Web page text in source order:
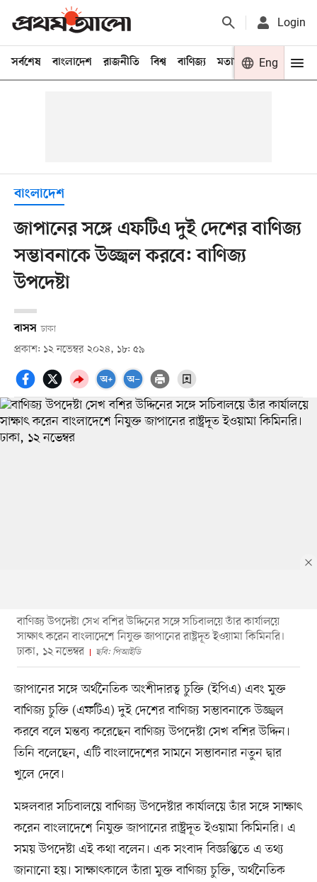
Login
সর্বশেষ বাংলাদেশ রাজনীতি বিশ্ব বাণিজ্য মতামত খেলা
Eng
বাংলাদেশ
জাপানের সঙ্গে এফটিএ দুই দেশের বাণিজ্য
সম্ভাবনাকে উজ্জ্বল করবে: বাণিজ্য
উপদেষ্টা
বাসস ঢাকা
প্রকাশ: ১২ নভেম্বর ২০২৪, ১৮: ৫৯
বাণিজ্য উপদেষ্টা সেখ বশির উদ্দিনের সঙ্গে সচিবালয়ে তাঁর কার্যালয়ে
সাক্ষাৎ করেন বাংলাদেশে নিযুক্ত জাপানের রাষ্ট্রদূত ইওয়ামা কিমিনরি।
ঢাকা, ১২ নভেম্বর
ছবি: পিআইডি
জাপানের সঙ্গে অর্থনৈতিক অংশীদারত্ব চুক্তি (ইপিএ) এবং মুক্ত
বাণিজ্য চুক্তি (এফটিএ) দুই দেশের বাণিজ্য সম্ভাবনাকে উজ্জ্বল
করবে বলে মন্তব্য করেছেন বাণিজ্য উপদেষ্টা সেখ বশির উদ্দিন।
তিনি বলেছেন, এটি বাংলাদেশের সামনে সম্ভাবনার নতুন দ্বার
খুলে দেবে।
মঙ্গলবার সচিবালয়ে বাণিজ্য উপদেষ্টার কার্যালয়ে তাঁর সঙ্গে সাক্ষাৎ
করেন বাংলাদেশে নিযুক্ত জাপানের রাষ্ট্রদূত ইওয়ামা কিমিনরি। এ
সময় উপদেষ্টা এই কথা বলেন। এক সংবাদ বিজ্ঞপ্তিতে এ তথ্য
জানানো হয়। সাক্ষাৎকালে তাঁরা মুক্ত বাণিজ্য চুক্তি, অর্থনৈতিক